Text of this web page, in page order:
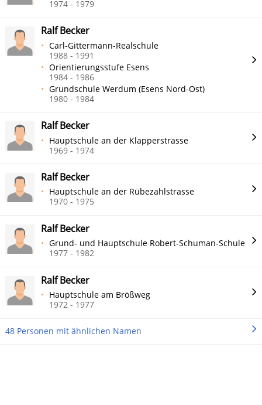
1974 - 1979
Ralf Becker
Carl-Gittermann-Realschule
1988 - 1991
Orientierungsstufe Esens
1984 - 1986
Grundschule Werdum (Esens Nord-Ost)
1980 - 1984
Ralf Becker
Hauptschule an der Klapperstrasse
1969 - 1974
Ralf Becker
Hauptschule an der Rübezahlstrasse
1970 - 1975
Ralf Becker
Grund- und Hauptschule Robert-Schuman-Schule
1977 - 1982
Ralf Becker
Hauptschule am Brößweg
1972 - 1977
48 Personen mit ähnlichen Namen